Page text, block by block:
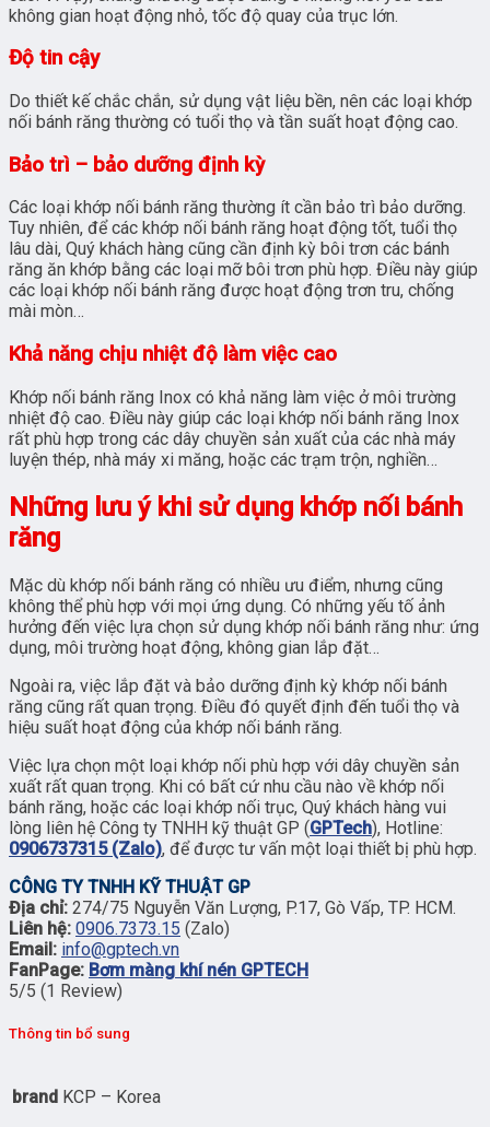
không gian hoạt động nhỏ, tốc độ quay của trục lớn.
Độ tin cậy
Do thiết kế chắc chắn, sử dụng vật liệu bền, nên các loại khớp
nối bánh răng thường có tuổi thọ và tần suất hoạt động cao.
Bảo trì – bảo dưỡng định kỳ
Các loại khớp nối bánh răng thường ít cần bảo trì bảo dưỡng.
Tuy nhiên, để các khớp nối bánh răng hoạt động tốt, tuổi thọ
lâu dài, Quý khách hàng cũng cần định kỳ bôi trơn các bánh
răng ăn khớp bằng các loại mỡ bôi trơn phù hợp. Điều này giúp
các loại khớp nối bánh răng được hoạt động trơn tru, chống
mài mòn…
Khả năng chịu nhiệt độ làm việc cao
Khớp nối bánh răng Inox có khả năng làm việc ở môi trường
nhiệt độ cao. Điều này giúp các loại khớp nối bánh răng Inox
rất phù hợp trong các dây chuyền sản xuất của các nhà máy
luyện thép, nhà máy xi măng, hoặc các trạm trộn, nghiền…
Những lưu ý khi sử dụng khớp nối bánh
răng
Mặc dù khớp nối bánh răng có nhiều ưu điểm, nhưng cũng
không thể phù hợp với mọi ứng dụng. Có những yếu tố ảnh
hưởng đến việc lựa chọn sử dụng khớp nối bánh răng như: ứng
dụng, môi trường hoạt động, không gian lắp đặt…
Ngoài ra, việc lắp đặt và bảo dưỡng định kỳ khớp nối bánh
răng cũng rất quan trọng. Điều đó quyết định đến tuổi thọ và
hiệu suất hoạt động của khớp nối bánh răng.
Việc lựa chọn một loại khớp nối phù hợp với dây chuyền sản
xuất rất quan trọng. Khi có bất cứ nhu cầu nào về khớp nối
bánh răng, hoặc các loại khớp nối trục, Quý khách hàng vui
lòng liên hệ Công ty TNHH kỹ thuật GP (GPTech), Hotline:
0906737315 (Zalo), để được tư vấn một loại thiết bị phù hợp.
CÔNG TY TNHH KỸ THUẬT GP
Địa chỉ: 274/75 Nguyễn Văn Lượng, P.17, Gò Vấp, TP. HCM.
Liên hệ: 0906.7373.15 (Zalo)
Email: info@gptech.vn
FanPage: Bơm màng khí nén GPTECH
5/5 (1 Review)
Thông tin bổ sung
brand KCP – Korea